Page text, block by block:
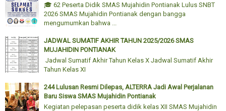
🎓 62 Peserta Didik SMAS Mujahidin Pontianak Lulus SNBT
2026 SMAS Mujahidin Pontianak dengan bangga
mengumumkan bahwa ...
JADWAL SUMATIF AKHIR TAHUN 2025/2026 SMAS
MUJAHIDIN PONTIANAK
Jadwal Sumatif Akhir Tahun Kelas X Jadwal Sumatif Akhir
Tahun Kelas XI
244 Lulusan Resmi Dilepas, ALTERRA Jadi Awal Perjalanan
Baru Siswa SMAS Mujahidin Pontianak
Kegiatan pelepasan peserta didik kelas XII SMAS Mujahidin